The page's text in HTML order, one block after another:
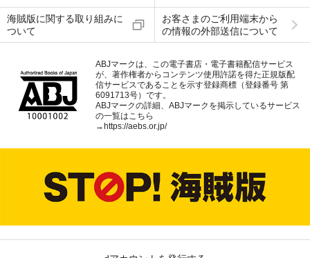
海賊版に関する取り組みに
ついて
お客さまのご利用端末から
の情報の外部送信について
ABJマークは、この電子書店・電子書籍配信サービス
が、著作権者からコンテンツ使用許諾を得た正規版配
信サービスであることを示す登録商標（登録番号 第
6091713号）です。
ABJマークの詳細、ABJマークを掲示しているサービス
の一覧はこちら
→https://aebs.or.jp/